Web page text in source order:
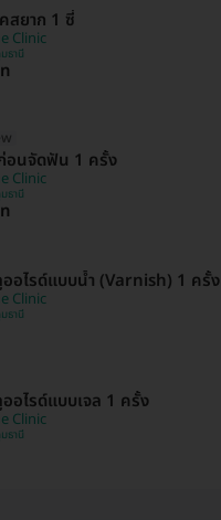
สยาก 1 ซี่
Clinic
, ปทุมธานี
อนจัดฟัน 1 ครั้ง
Clinic
, ปทุมธานี
อไรด์แบบน้ำ (Varnish) 1 ครั้ง
Clinic
, ปทุมธานี
อไรด์แบบเจล 1 ครั้ง
Clinic
, ปทุมธานี